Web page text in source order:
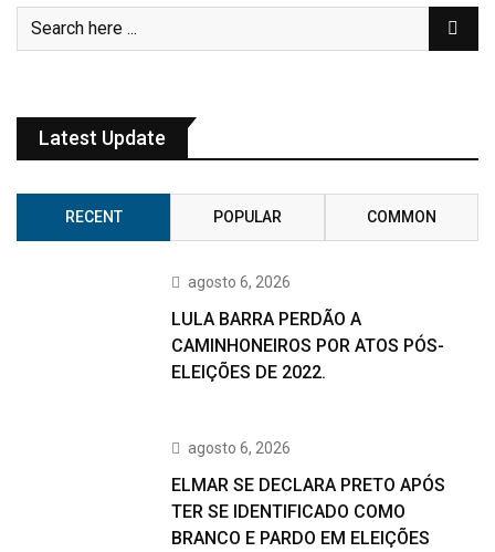
Latest Update
RECENT POPULAR COMMON
agosto 6, 2026
LULA BARRA PERDÃO A
CAMINHONEIROS POR ATOS PÓS-
ELEIÇÕES DE 2022.
agosto 6, 2026
ELMAR SE DECLARA PRETO APÓS
TER SE IDENTIFICADO COMO
BRANCO E PARDO EM ELEIÇÕES